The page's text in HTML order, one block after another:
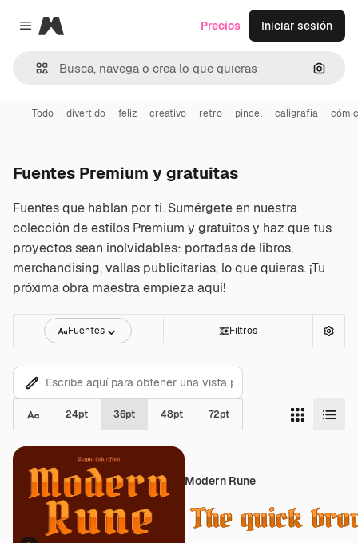
Close menu
Magnific Precios Iniciar sesión
Todo divertido feliz creativo retro pincel caligrafía cómic
Fuentes Premium y gratuitas
Fuentes que hablan por ti. Sumérgete en nuestra
colección de estilos Premium y gratuitos y haz que tus
proyectos sean inolvidables: portadas de libros,
merchandising, vallas publicitarias, lo que quieras. ¡Tu
próxima obra maestra empieza aquí!
Fuentes Filtros
24pt 36pt 48pt 72pt
Modern Rune